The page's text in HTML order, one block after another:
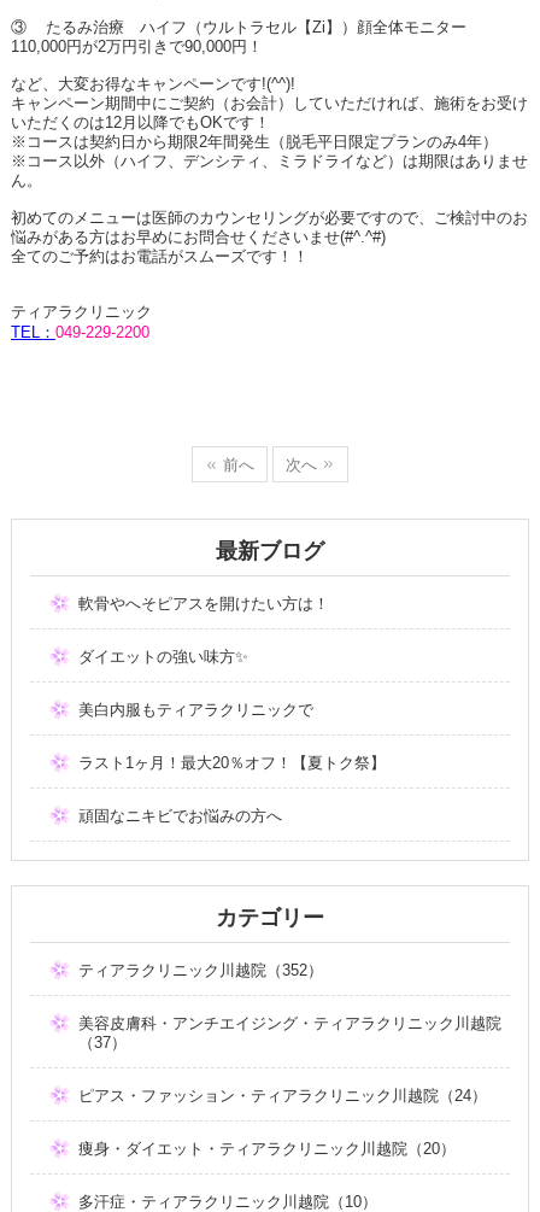
③ たるみ治療 ハイフ（ウルトラセル【Zi 】）顔全体モニター
110,000円が2万円引きで90,000円！
など、大変お得なキャンペーンです!(^^)!
キャンペーン期間中にご契約（お会計）していただければ、施術をお受け
いただくのは12月以降でもOKです！
※コースは契約日から期限2年間発生（脱毛平日限定プランのみ4年）
※コース以外（ハイフ、デンシティ、ミラドライなど）は期限はありませ
ん。
初めてのメニューは医師のカウンセリングが必要ですので、ご検討中のお
悩みがある方はお早めにお問合せくださいませ(#^.^#)
全てのご予約はお電話がスムーズです！！
ティアラクリニック
TEL： 049-229-2200
前へ 次へ
最新ブログ
軟骨やへそピアスを開けたい方は！
ダイエットの強い味方✨
美白内服もティアラクリニックで
ラスト1ヶ月！最大20％オフ！【夏トク祭】
頑固なニキビでお悩みの方へ
カテゴリー
ティアラクリニック川越院（352）
美容皮膚科・アンチエイジング・ティアラクリニック川越院
（37）
ピアス・ファッション・ティアラクリニック川越院（24）
痩身・ダイエット・ティアラクリニック川越院（20）
多汗症・ティアラクリニック川越院（10）